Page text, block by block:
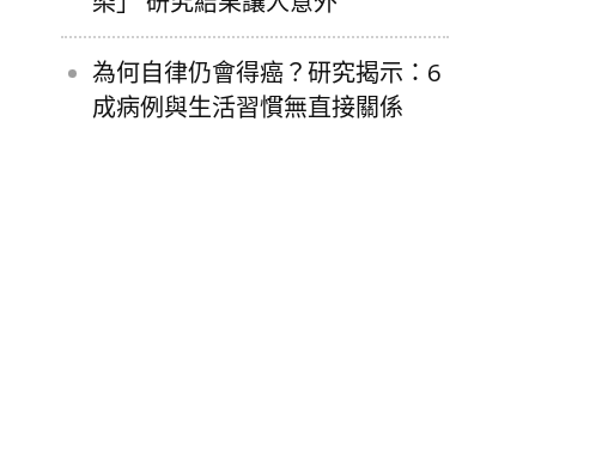
為何自律仍會得癌？研究揭示：6
成病例與生活習慣無直接關係